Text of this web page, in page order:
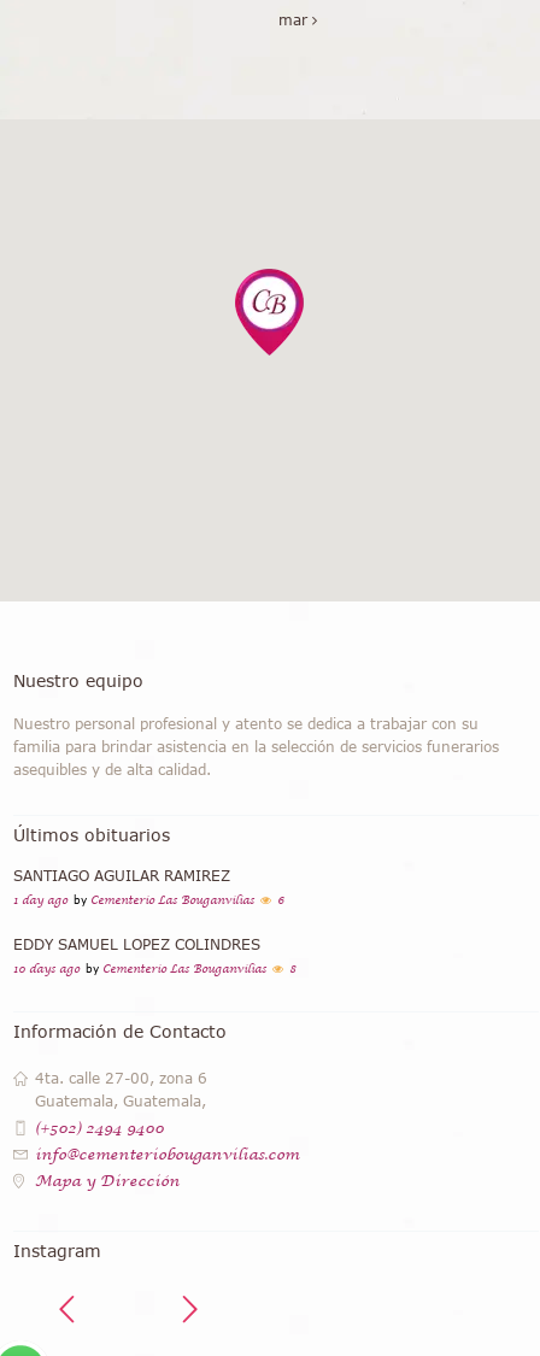
mar
Nuestro equipo
Nuestro personal profesional y atento se dedica a trabajar con su
familia para brindar asistencia en la selección de servicios funerarios
asequibles y de alta calidad.
Últimos obituarios
SANTIAGO AGUILAR RAMIREZ
1 day ago by Cementerio Las Bouganvilias 6
EDDY SAMUEL LOPEZ COLINDRES
10 days ago by Cementerio Las Bouganvilias 8
Información de Contacto
4ta. calle 27-00, zona 6
Guatemala, Guatemala,
(+502) 2494 9400
info@cementeriobouganvilias.com
Mapa y Dirección
Instagram